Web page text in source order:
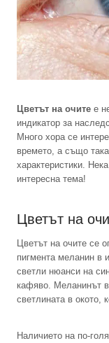
Цветът на очите е
индикатор за
Много хора се
времето, а също
характеристики.
интересна тема!
Цветът на
Цветът на очите се
пигмента меланин в
светли нюанси на
кафяво. Меланинът
светлината в окото,
Наличието на по-